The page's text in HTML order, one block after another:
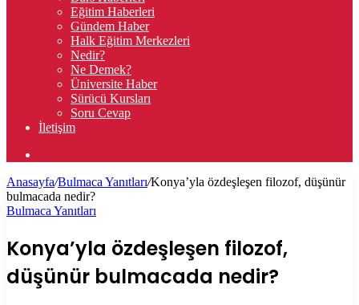
Eğitim Haberleri
Gündem Haber
Halk Eğitim Merkezleri
Nedir?
Ne Demek?
Üniversite Haber
Sürücü Kursları
Soru Cevap
İletişim
...
Anasayfa/Bulmaca Yanıtları/Konya’yla özdeşleşen filozof, düşünür
bulmacada nedir?
Bulmaca Yanıtları
Konya’yla özdeşleşen filozof,
düşünür bulmacada nedir?